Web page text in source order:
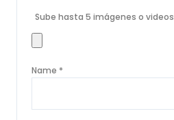
Sube hasta 5 imágenes o videos
Name *